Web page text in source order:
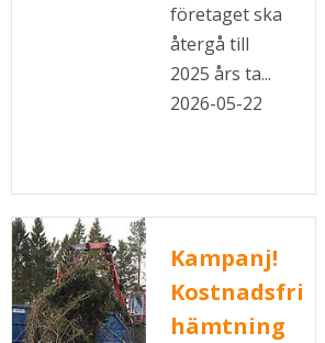
företaget ska
återgå till
2025 års ta...
2026-05-22
Kampanj!
Kostnadsfri
hämtning